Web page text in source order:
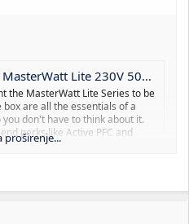
Lite 230V 500W ATX PSU
the MasterWatt Lite Series to be
are all the essentials of a
don't have to think about it.
perks like Active PFC and
more stability, and made sure
proširenje...